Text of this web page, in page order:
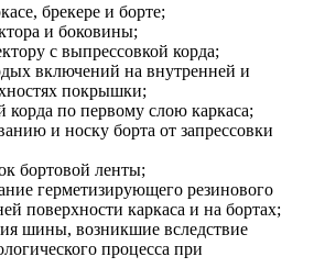
брекере и борте;
и боковины;
с выпрессовкой корда;
включений на внутренней и
покрышки;
корда по первому слою каркаса;
и носку борта от запрессовки
бортовой ленты;
герметизирующего резинового
поверхности каркаса и на бортах;
шины, возникшие вследствие
процесса при